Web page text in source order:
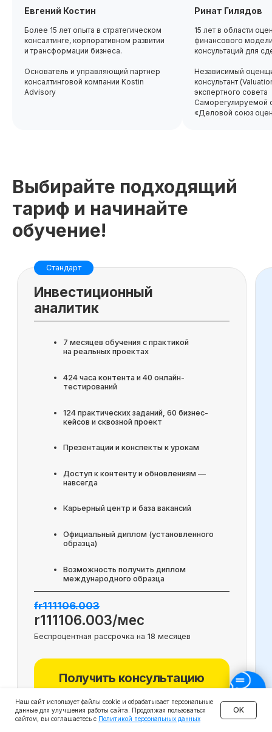
Евгений Костин
Более 15 лет опыта в стратегическом
консалтинге, корпоративном развитии
и трансформации бизнеса.
Основатель и управляющий партнер
консалтинговой компании Kostin
Advisory
Ринат Гилядов
15 лет в области
финансового
консультаций для
Независимый
консультант
экспертного совета
Саморегулируемой
«Деловой союз
Выбирайте подходящий
тариф и начинайте
обучение!
Наш сайт использует файлы cookie и обрабатывает персональные
данные для улучшения работы сайта. Продолжая пользоваться
сайтом, вы соглашаетесь с Политикой персональных данных
OK